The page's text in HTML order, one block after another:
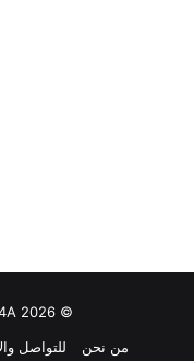
© VGA4A 2026, جميع الحقوق محفوظة
من نحن
للتواصل